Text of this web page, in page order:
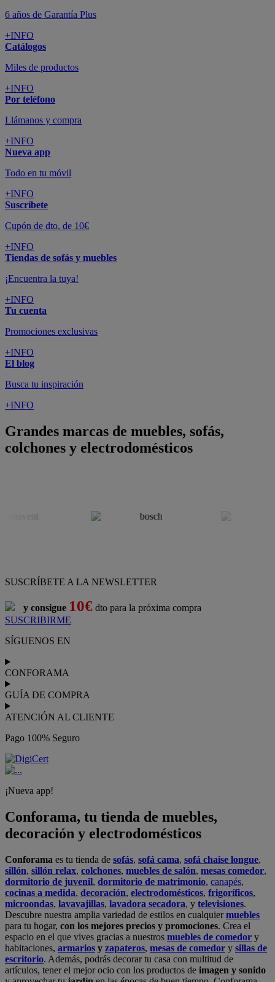
6 años de Garantía Plus
+INFO
Catálogos
Miles de productos
+INFO
Por teléfono
Llámanos y compra
+INFO
Nueva app
Todo en tu móvil
+INFO
Suscríbete
Cupón de dto. de 10€
+INFO
Tiendas de sofás y muebles
¡Encuentra la tuya!
+INFO
Tu cuenta
Promociones exclusivas
+INFO
El blog
Busca tu inspiración
+INFO
Grandes marcas de muebles, sofás,
colchones y electrodomésticos
SUSCRÍBETE A LA NEWSLETTER
y consigue 10€ dto para la próxima compra
SUSCRIBIRME
SÍGUENOS EN
CONFORAMA
GUÍA DE COMPRA
ATENCIÓN AL CLIENTE
Pago 100% Seguro
¡Nueva app!
Conforama, tu tienda de muebles,
decoración y electrodomésticos
Conforama es tu tienda de sofás, sofá cama, sofá chaise longue,
sillón, sillón relax, colchones, muebles de salón, mesas comedor,
dormitorio de juvenil, dormitorio de matrimonio, canapés,
cocinas a medida, decoración, electrodomésticos, frigoríficos,
microondas, lavavajillas, lavadora secadora, y televisiones.
Descubre nuestra amplia variedad de estilos en cualquiermuebles
para tu hogar, con los mejores precios y promociones. Crea el
espacio en el que vives gracias a nuestros muebles de comedor y
habitaciones, armarios y zapateros, mesas de comedor y sillas de
escritorio. Además, podrás decorar tu casa con multitud de
artículos, tener el mejor ocio con los productos de imagen y sonido